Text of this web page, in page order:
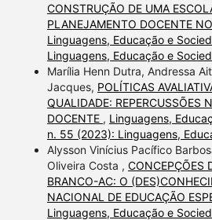
CONSTRUÇÃO DE UMA
PLANEJAMENTO DOCENTE
Linguagens, Educação e
Linguagens, Educação e
Marília Henn Dutra, Andressa
Jacques, POLÍTICAS
QUALIDADE: REPERCUSSÕES
DOCENTE , Linguagens,
n. 55 (2023): Linguagens,
Alysson Vinícius Pacífico
Oliveira Costa , CONCEPÇÕES
BRANCO-AC: O
NACIONAL DE EDUCAÇÃO
Linguagens, Educação e